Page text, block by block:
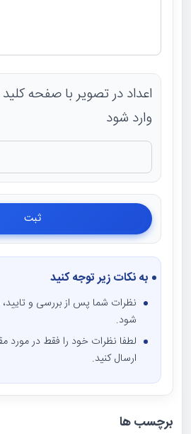
وارد شود
به نکات زیر توجه کنید
نظرات شما پس از بررسی و
شود.
لطفا نظرات خود را فقط در مورد
ارسال کنید.
برچسب ها